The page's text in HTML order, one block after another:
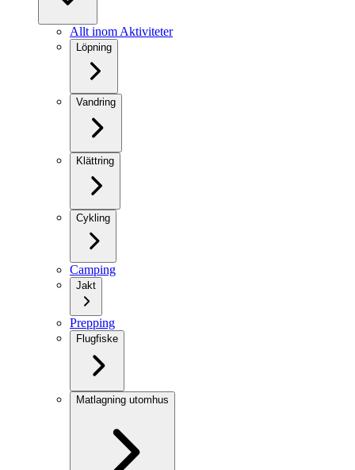
Allt inom Aktiviteter
Löpning
Vandring
Klättring
Cykling
Camping
Jakt
Prepping
Flugfiske
Matlagning utomhus